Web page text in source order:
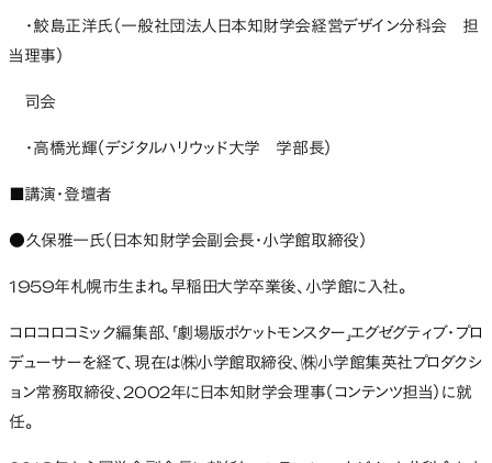
・鮫島正洋氏（一般社団法人日本知財学会経営デザイン分科会 担
当理事）
司会
・高橋光輝（デジタルハリウッド大学 学部長）
■講演・登壇者
●久保雅一氏（日本知財学会副会長・小学館取締役）
1959年札幌市生まれ。早稲田大学卒業後、小学館に入社。
コロコロコミック編集部、「劇場版ポケットモンスター」エグゼグティブ・プロ
デューサーを経て、現在は㈱小学館取締役、㈱小学館集英社プロダクシ
ョン常務取締役、2002年に日本知財学会理事（コンテンツ担当）に就
任。